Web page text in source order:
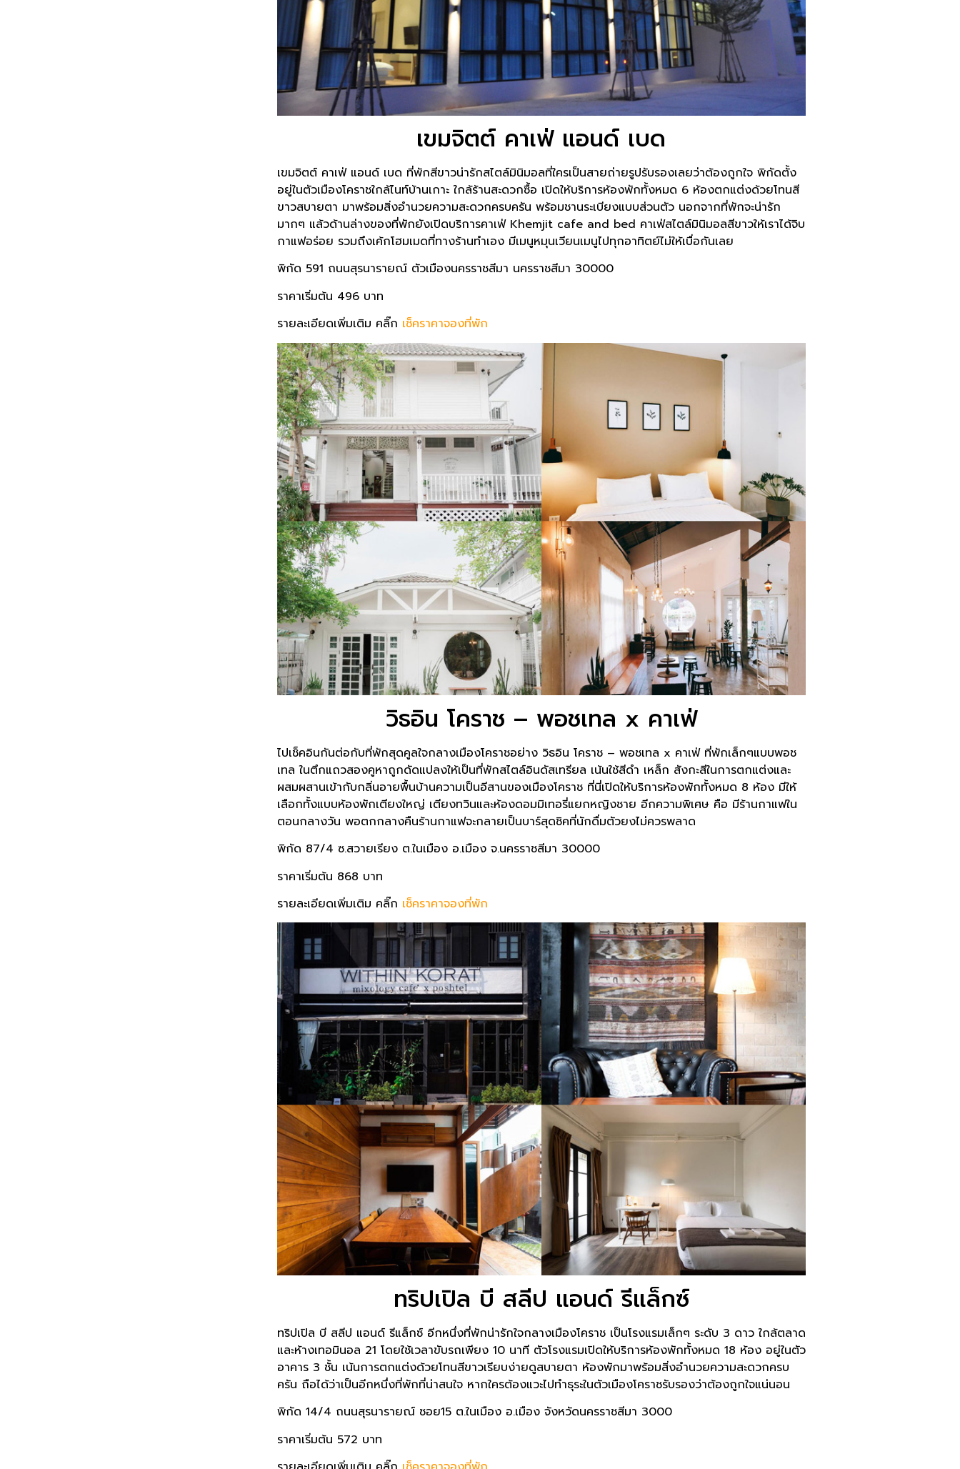
เขมจิตต์ คาเฟ่ แอนด์ เบด
เขมจิตต์ คาเฟ่ แอนด์ เบด ที่พักสีขาวน่ารักสไตล์มินิมอลที่ใครเป็นสายถ่ายรูปรับรองเลยว่าต้องถูกใจ พิกัดตั้ง
อยู่ในตัวเมืองโคราชใกล้ไนท์บ้านเกาะ ใกล้ร้านสะดวกซื้อ เปิดให้บริการห้องพักทั้งหมด 6 ห้องตกแต่งด้วยโทนสี
ขาวสบายตา มาพร้อมสิ่งอำนวยความสะดวกครบครัน พร้อมชานระเบียงแบบส่วนตัว นอกจากที่พักจะน่ารัก
มากๆ แล้วด้านล่างของที่พักยังเปิดบริการคาเฟ่ Khemjit cafe and bed คาเฟ่สไตล์มินิมอลสีขาวให้เราได้จิบ
กาแฟอร่อย รวมถึงเค้กโฮมเมดที่ทางร้านทำเอง มีเมนูหมุนเวียนเมนูไปทุกอาทิตย์ไม่ให้เบื่อกันเลย
พิกัด 591 ถนนสุรนารายณ์ ตัวเมืองนครราชสีมา นครราชสีมา 30000
ราคาเริ่มต้น 496 บาท
รายละเอียดเพิ่มเติม คลิ๊ก เช็คราคาจองที่พัก
วิธอิน โคราช – พอชเทล x คาเฟ่
ไปเช็คอินกันต่อกับที่พักสุดคูลใจกลางเมืองโคราชอย่าง วิธอิน โคราช – พอชเทล x คาเฟ่ ที่พักเล็กๆแบบพอช
เทล ในตึกแถวสองคูหาถูกดัดแปลงให้เป็นที่พักสไตล์อินดัสเทรียล เน้นใช้สีดำ เหล็ก สังกะสีในการตกแต่งและ
ผสมผสานเข้ากับกลิ่นอายพื้นบ้านความเป็นอีสานของเมืองโคราช ที่นี่เปิดให้บริการห้องพักทั้งหมด 8 ห้อง มีให้
เลือกทั้งแบบห้องพักเตียงใหญ่ เตียงทวินและห้องดอมมิเทอรี่แยกหญิงชาย อีกความพิเศษ คือ มีร้านกาแฟใน
ตอนกลางวัน พอตกกลางคืนร้านกาแฟจะกลายเป็นบาร์สุดชิคที่นักดื่มตัวยงไม่ควรพลาด
พิกัด 87/4 ซ.สวายเรียง ต.ในเมือง อ.เมือง จ.นครราชสีมา 30000
ราคาเริ่มต้น 868 บาท
รายละเอียดเพิ่มเติม คลิ๊ก เช็คราคาจองที่พัก
ทริปเปิล บี สลีป แอนด์ รีแล็กซ์
ทริปเปิล บี สลีป แอนด์ รีแล็กซ์ อีกหนึ่งที่พักน่ารักใจกลางเมืองโคราช เป็นโรงแรมเล็กๆ ระดับ 3 ดาว ใกล้ตลาด
และห้างเทอมินอล 21 โดยใช้เวลาขับรถเพียง 10 นาที ตัวโรงแรมเปิดให้บริการห้องพักทั้งหมด 18 ห้อง อยู่ในตัว
อาคาร 3 ชั้น เน้นการตกแต่งด้วยโทนสีขาวเรียบง่ายดูสบายตา ห้องพักมาพร้อมสิ่งอำนวยความสะดวกครบ
ครัน ถือได้ว่าเป็นอีกหนึ่งที่พักที่น่าสนใจ หากใครต้องแวะไปทำธุระในตัวเมืองโคราชรับรองว่าต้องถูกใจแน่นอน
พิกัด 14/4 ถนนสุรนารายณ์ ซอย15 ต.ในเมือง อ.เมือง จังหวัดนครราชสีมา 3000
ราคาเริ่มต้น 572 บาท